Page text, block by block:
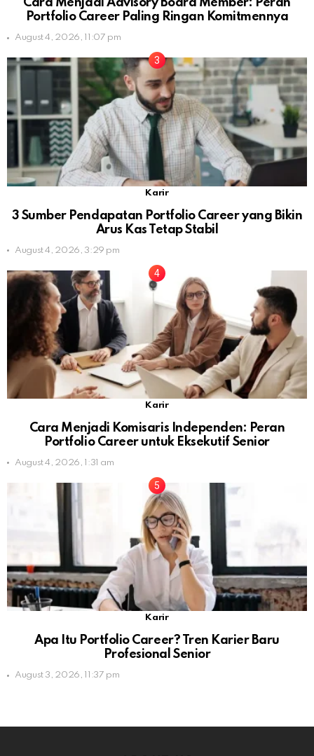
Cara Menjadi Advisory Board Member: Peran
Portfolio Career Paling Ringan Komitmennya
August 4, 2026, 11:07 pm
Karir
3 Sumber Pendapatan Portfolio Career yang Bikin
Arus Kas Tetap Stabil
August 4, 2026, 3:29 pm
Karir
Cara Menjadi Komisaris Independen: Peran
Portfolio Career untuk Eksekutif Senior
August 4, 2026, 1:31 am
Karir
Apa Itu Portfolio Career? Tren Karier Baru
Profesional Senior
August 3, 2026, 11:37 pm